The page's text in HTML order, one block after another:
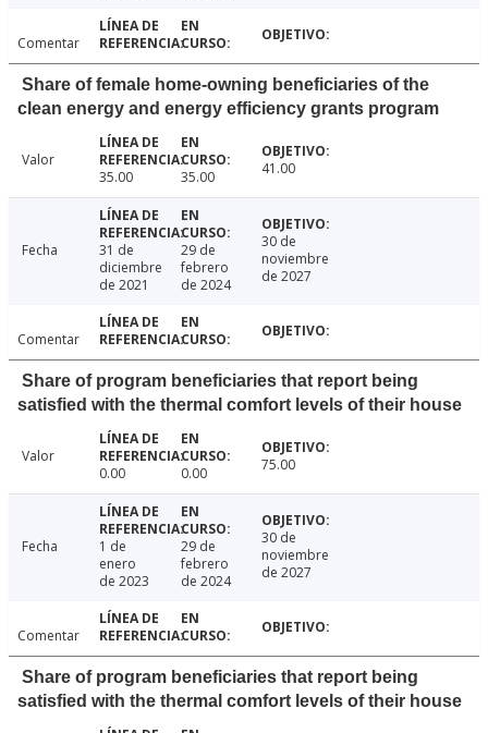
Comentar
Share of female home-owning beneficiaries of the
clean energy and energy efficiency grants program
Valor
35.00
35.00 41.00
Fecha
31 de
diciembre
de 2021
29 de
febrero
de 2024
30 de
noviembre
de 2027
Comentar
Share of program beneficiaries that report being
satisfied with the thermal comfort levels of their house
Valor
0.00
0.00 75.00
Fecha
1 de
enero
de 2023
29 de
febrero
de 2024
30 de
noviembre
de 2027
Comentar
Share of program beneficiaries that report being
satisfied with the thermal comfort levels of their house